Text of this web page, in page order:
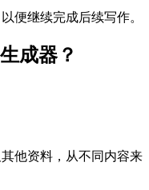
便继续完成后续写作。
成器？
他资料，从不同内容来